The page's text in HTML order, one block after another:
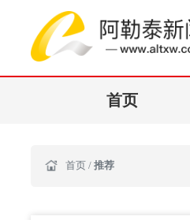
首页
首页 / 推荐